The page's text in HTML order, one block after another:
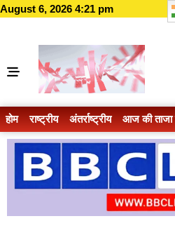
August 6, 2026 4:21 pm
होम राष्ट्रीय अंतर्राष्ट्रीय आज की